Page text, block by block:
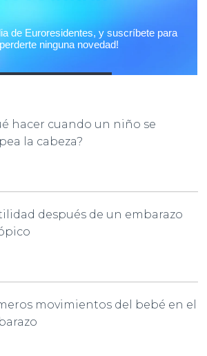
hacer cuando un niño se
la cabeza?
después de un embarazo
movimientos del bebé en el